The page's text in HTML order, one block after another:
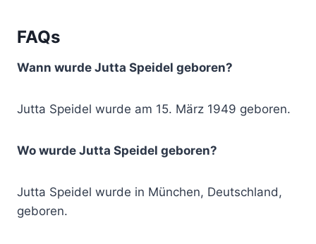
FAQs
Wann wurde Jutta Speidel geboren?
Jutta Speidel wurde am 15. März 1949 geboren.
Wo wurde Jutta Speidel geboren?
Jutta Speidel wurde in München, Deutschland,
geboren.